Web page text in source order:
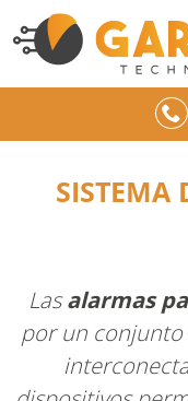
SISTEMA
Lasalarmas
por un conjunto